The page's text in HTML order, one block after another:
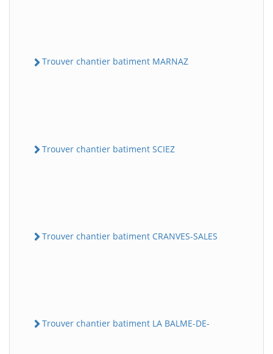
Trouver chantier batiment MARNAZ
Trouver chantier batiment SCIEZ
Trouver chantier batiment CRANVES-SALES
Trouver chantier batiment LA BALME-DE-